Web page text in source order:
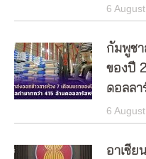
6
กัมพูชา
ของปี
ดอลลา
6
อาเซีย